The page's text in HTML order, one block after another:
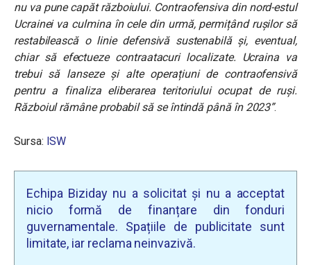
nu va pune capăt războiului. Contraofensiva din nord-estul
Ucrainei va culmina în cele din urmă, permițând rușilor să
restabilească o linie defensivă sustenabilă și, eventual,
chiar să efectueze contraatacuri localizate. Ucraina va
trebui să lanseze și alte operațiuni de contraofensivă
pentru a finaliza eliberarea teritoriului ocupat de ruși.
Războiul rămâne probabil să se întindă până în 2023”.
Sursa: ISW
Echipa Biziday nu a solicitat și nu a acceptat
nicio formă de finanțare din fonduri
guvernamentale. Spațiile de publicitate sunt
limitate, iar reclama neinvazivă.